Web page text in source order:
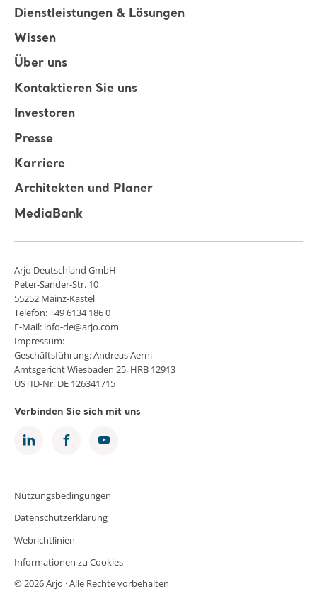
Dienstleistungen & Lösungen
Wissen
Über uns
Kontaktieren Sie uns
Investoren
Presse
Karriere
Architekten und Planer
MediaBank
Arjo Deutschland GmbH
Peter-Sander-Str. 10
55252 Mainz-Kastel
Telefon: +49 6134 186 0
E-Mail: info-de@arjo.com
Impressum:
Geschäftsführung: Andreas Aerni
Amtsgericht Wiesbaden 25, HRB 12913
USTID-Nr. DE 126341715
Verbinden Sie sich mit uns
Nutzungsbedingungen
Datenschutzerklärung
Webrichtlinien
Informationen zu Cookies
© 2026 Arjo · Alle Rechte vorbehalten